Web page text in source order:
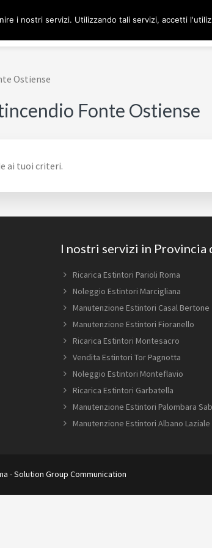
Ostiense
Fonte Ostiense
ai tuoi criteri.
I nostri servizi in Provincia
Ricarica Estintori Parioli Roma
Noleggio Estintori Marcigliana
Manutenzione Estintori Casal Bertone
Manutenzione Estintori Fioranello
Ricarica Estintori Montesacro
Vendita Estintori Tor Pagnotta
Noleggio Estintori Monteflavio
Ricarica Estintori Garbatella
Manutenzione Estintori Palombara
Manutenzione Estintori Albano Laziale
-Solution Group Communication
i nostri servizi. Utilizzando tali servizi, accetti